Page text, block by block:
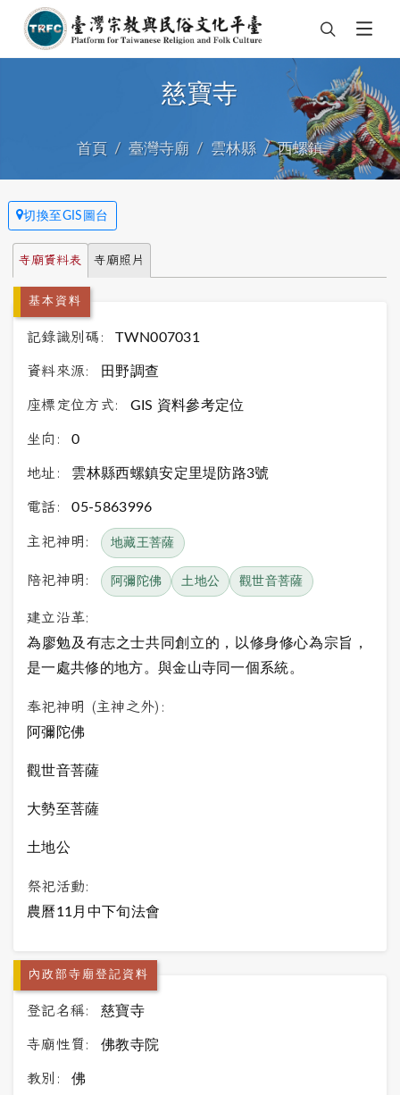
慈寶寺
首頁 臺灣寺廟 雲林縣 西螺鎮
切換至GIS圖台
寺廟資料表 寺廟照片
基本資料
記錄識別碼: TWN007031
資料來源: 田野調查
座標定位方式: GIS 資料參考定位
坐向: 0
地址: 雲林縣西螺鎮安定里堤防路3號
電話: 05-5863996
主祀神明: 地藏王菩薩
陪祀神明: 阿彌陀佛 土地公 觀世音菩薩
建立沿革:
為廖勉及有志之士共同創立的，以修身修心為宗旨，
是一處共修的地方。與金山寺同一個系統。
奉祀神明 (主神之外):
阿彌陀佛
觀世音菩薩
大勢至菩薩
土地公
祭祀活動:
農曆11月中下旬法會
內政部寺廟登記資料
登記名稱: 慈寶寺
寺廟性質: 佛教寺院
教別: 佛